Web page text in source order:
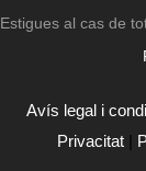
Estigues al cas de
Avís legal i
Privacitat |